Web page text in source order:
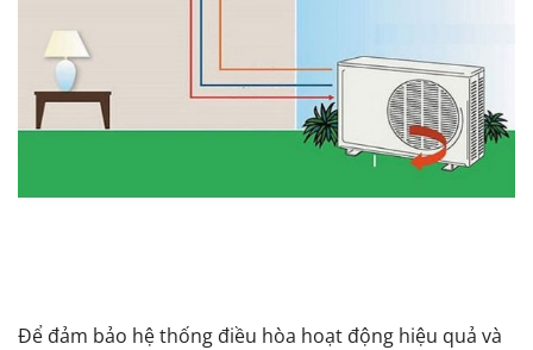
Để đảm bảo hệ thống điều hòa hoạt động hiệu quả và